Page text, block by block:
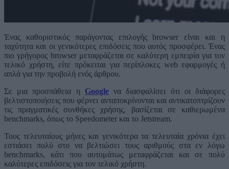
Ένας καθοριστικός παράγοντας επιλογής browser είναι και η
ταχύτητα και οι γενικότερες επιδόσεις που αυτός προσφέρει. Ένας
πιο γρήγορος browser μεταφράζεται σε καλύτερη εμπειρία για τον
τελικό χρήστη, είτε πρόκειται για περίπλοκες web εφαρμογές ή
απλά για την προβολή ενός άρθρου.
Σε μια προσπάθεια η Googleνα διασφαλίσει ότι οι διάφορες
βελτιστοποιήσεις που φέρνει ανταποκρίνονται και αντικατοπτρίζουν
τις πραγματικές συνθήκες χρήσης, βασίζεται σε καθιερωμένα
benchmarks, όπως το Speedometer και το Jetstream.
Τους τελευταίους μήνες και γενικότερα τα τελευταία χρόνια έχει
εστιάσει πολύ στο να βελτιώσει τους αριθμούς στα εν λόγω
benchmarks, κάτι που αυτομάτως μεταφράζεται και σε πολύ
καλύτερες επιδόσεις για τον τελικό χρήστη.